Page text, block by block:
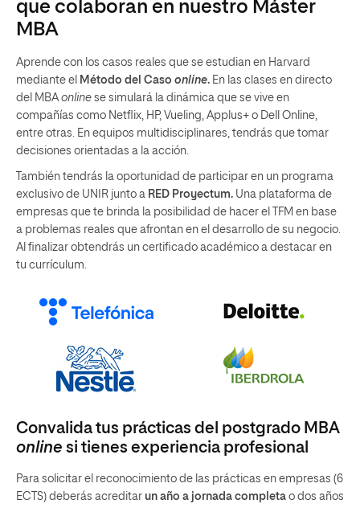
que colaboran en nuestro Máster
MBA
Aprende con los casos reales que se estudian en Harvard
mediante el Método del Caso online. En las clases en directo
del MBAonline se simulará la dinámica que se vive en
compañías como Netflix, HP, Vueling, Applus+ o Dell Online,
entre otras. En equipos multidisciplinares, tendrás que tomar
decisiones orientadas a la acción.
También tendrás la oportunidad de participar en un programa
exclusivo de UNIR junto a RED Proyectum. Una plataforma de
empresas que te brinda la posibilidad de hacer el TFM en base
a problemas reales que afrontan en el desarrollo de su negocio.
Al finalizar obtendrás un certificado académico a destacar en
tu currículum.
Convalida tus prácticas del postgrado MBA
online si tienes experiencia profesional
Para solicitar el reconocimiento de las prácticas en empresas (6
ECTS) deberás acreditar un año a jornada completa o dos años